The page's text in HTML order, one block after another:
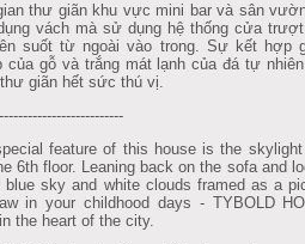
thư giãn khu vực mini bar và sân
vách mà sử dụng hệ thống cửa
suốt từ ngoài vào trong. Sự kết hợp
của gỗ và trắng mát lạnh của đá tự
giãn hết sức thú vị.
feature of this house is the skylight
6th floor. Leaning back on the sofa and
sky and white clouds framed as a
in your childhood days - TYBOLD
the heart of the city.